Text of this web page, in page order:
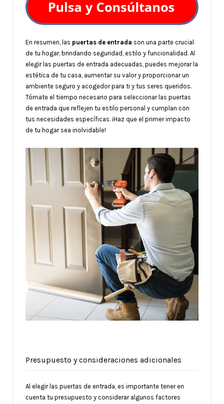
En resumen, las puertas de entrada son una parte crucial
de tu hogar, brindando seguridad, estilo y funcionalidad. Al
elegir las puertas de entrada adecuadas, puedes mejorar la
estética de tu casa, aumentar su valor y proporcionar un
ambiente seguro y acogedor para ti y tus seres queridos.
Tómate el tiempo necesario para seleccionar las puertas
de entrada que reflejen tu estilo personal y cumplan con
tus necesidades específicas. ¡Haz que el primer impacto
de tu hogar sea inolvidable!
Presupuesto y consideraciones adicionales
Al elegir las puertas de entrada, es importante tener en
cuenta tu presupuesto y considerar algunos factores